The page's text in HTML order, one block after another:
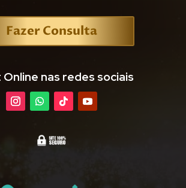
Fazer Consulta
nas redes sociais